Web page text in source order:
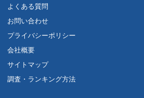
よくある質問
お問い合わせ
プライバシーポリシー
会社概要
サイトマップ
調査・ランキング方法